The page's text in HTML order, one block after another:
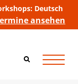
Deutsch
ansehen